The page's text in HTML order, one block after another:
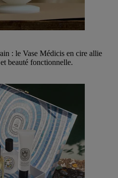
: le Vase Médicis en cire allie
beauté fonctionnelle.